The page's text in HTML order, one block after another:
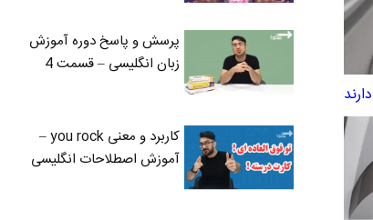
پرسش و پاسخ دوره آموزش
زبان انگلیسی – قسمت 4
کاربرد و معنی you rock –
آموزش اصطلاحات انگلیسی